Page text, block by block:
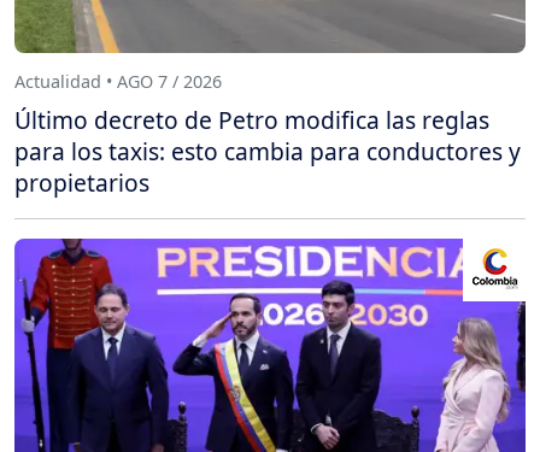
Actualidad • AGO 7 / 2026
Último decreto de Petro modifica las reglas
para los taxis: esto cambia para conductores y
propietarios